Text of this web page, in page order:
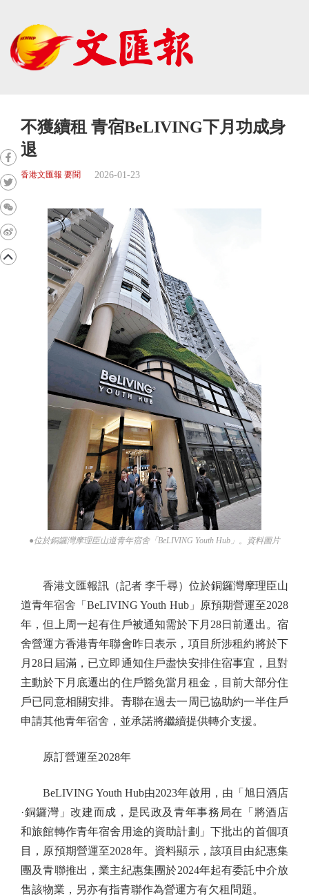
不獲續租 青宿BeLIVING下月功成身
退
香港文匯報 要聞 2026-01-23
●位於銅鑼灣摩理臣山道青年宿舍「BeLIVING Youth Hub」。資料圖片
香港文匯報訊（記者 李千尋）位於銅鑼灣摩理臣山
道青年宿舍「BeLIVING Youth Hub」原預期營運至2028
年，但上周一起有住戶被通知需於下月28日前遷出。宿
舍營運方香港青年聯會昨日表示，項目所涉租約將於下
月28日屆滿，已立即通知住戶盡快安排住宿事宜，且對
主動於下月底遷出的住戶豁免當月租金，目前大部分住
戶已同意相關安排。青聯在過去一周已協助約一半住戶
申請其他青年宿舍，並承諾將繼續提供轉介支援。
原訂營運至2028年
BeLIVING Youth Hub由2023年啟用，由「旭日酒店
·銅鑼灣」改建而成，是民政及青年事務局在「將酒店
和旅館轉作青年宿舍用途的資助計劃」下批出的首個項
目，原預期營運至2028年。資料顯示，該項目由紀惠集
團及青聯推出，業主紀惠集團於2024年起有委託中介放
售該物業，另亦有指青聯作為營運方有欠租問題。